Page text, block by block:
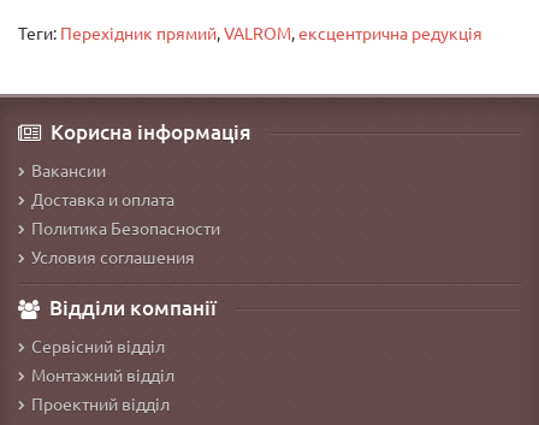
Теги: Перехідник прямий,VALROM,ексцентрична редукція
Корисна інформація
Вакансии
Доставка и оплата
Политика Безопасности
Условия соглашения
Відділи компанії
Сервісний відділ
Монтажний відділ
Проектний відділ